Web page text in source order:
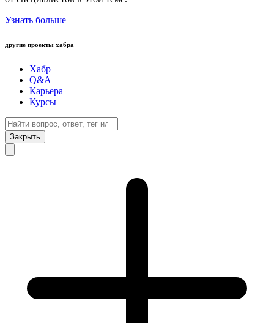
Узнать больше
другие проекты хабра
Хабр
Q&A
Карьера
Курсы
Закрыть